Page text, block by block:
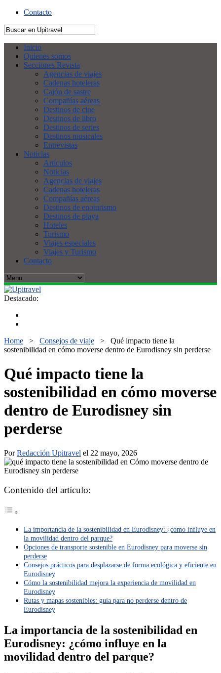
Contacto
Inicio
Quienes somos
Secciones Revista
Agencias de viajes
Cadenas hoteleras
Cajón de sastre
Compañías aéreas
Destinos de cine
Destinos de libro
Destinos de series
Destinos musicales
Entrevistas
Noticias
Artículos
Noticias
Agencias de viajes
Cadenas hoteleras
Compañías aéreas
Destinos de enoturismo
Destinos de playa
Hoteles
Turismo
Viajes especiales
Viajes y Turismo
Contacto
Destacado:
Home > Consejos de viaje > Qué impacto tiene la
sostenibilidad en cómo moverse dentro de Eurodisney sin perderse
Qué impacto tiene la
sostenibilidad en cómo moverse
dentro de Eurodisney sin
perderse
PorRedacción Upitravel el 22 mayo, 2026
Contenido del artículo:
La importancia de la sostenibilidad en Eurodisney: ¿cómo influye en
la movilidad dentro del parque?
Opciones de transporte sostenible en Eurodisney para moverse sin
perderse
Consejos prácticos para desplazarse de forma ecológica y eficiente en
Eurodisney
Cómo la sostenibilidad mejora la experiencia de movilidad en
Eurodisney
Rutas y mapas sostenibles: guía para no perderse dentro de
Eurodisney
La importancia de la sostenibilidad en
Eurodisney: ¿cómo influye en la
movilidad dentro del parque?